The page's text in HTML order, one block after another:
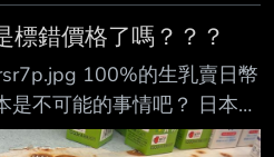
拒絕清理管 理室衛生、倒
道遙控器的住戶怒目相向，
陳男不 服，認為自己遭到
起訴訟，要求確認僱傭關係
薪 資。嘉義地方法院審理
標錯價格了嗎？？？
100%的生乳賣日幣
不可能的事情吧？ 日本鮮
？？ 有沒有八卦呢？ --